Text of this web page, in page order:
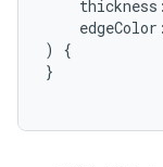
thickness :
edgeColor :
)
{
}